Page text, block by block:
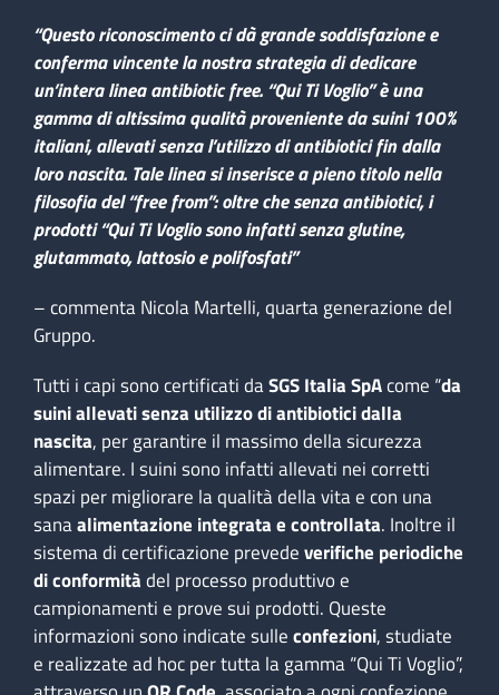
“Questo riconoscimento ci dà grande soddisfazione e
conferma vincente la nostra strategia di dedicare
un’intera linea antibiotic free. “Qui Ti Voglio” è una
gamma di altissima qualità proveniente da suini 100%
italiani, allevati senza l’utilizzo di antibiotici fin dalla
loro nascita. Tale linea si inserisce a pieno titolo nella
filosofia del “free from”: oltre che senza antibiotici, i
prodotti “Qui Ti Voglio sono infatti senza glutine,
glutammato, lattosio e polifosfati”
– commenta Nicola Martelli, quarta generazione del
Gruppo.
Tutti i capi sono certificati daSGS Italia SpAcome “da
suini allevati senza utilizzo di antibiotici dalla
nascita, per garantire il massimo della sicurezza
alimentare. I suini sono infatti allevati nei corretti
spazi per migliorare la qualità della vita e con una
sanaalimentazione integrata e controllata. Inoltre il
sistema di certificazione prevedeverifiche periodiche
di conformitàdel processo produttivo e
campionamenti e prove sui prodotti. Queste
informazioni sono indicate sulleconfezioni, studiate
e realizzate ad hoc per tutta la gamma “Qui Ti Voglio”,